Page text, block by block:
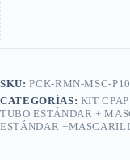
SKU:PCK-RMN-MSC-P10
CATEGORÍAS: KIT
TUBO ESTÁNDAR +
ESTÁNDAR